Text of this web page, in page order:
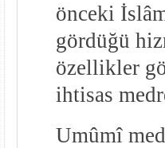
önceki
gördüğü
özellikler
ihtisas
Umûmî